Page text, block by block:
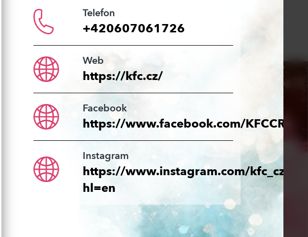
Telefon
+420607061726
Web
https://kfc.cz/
Facebook
https://www.facebook.com/KFCCR/
Instagram
https://www.instagram.com/kfc_cz/?
hl=en